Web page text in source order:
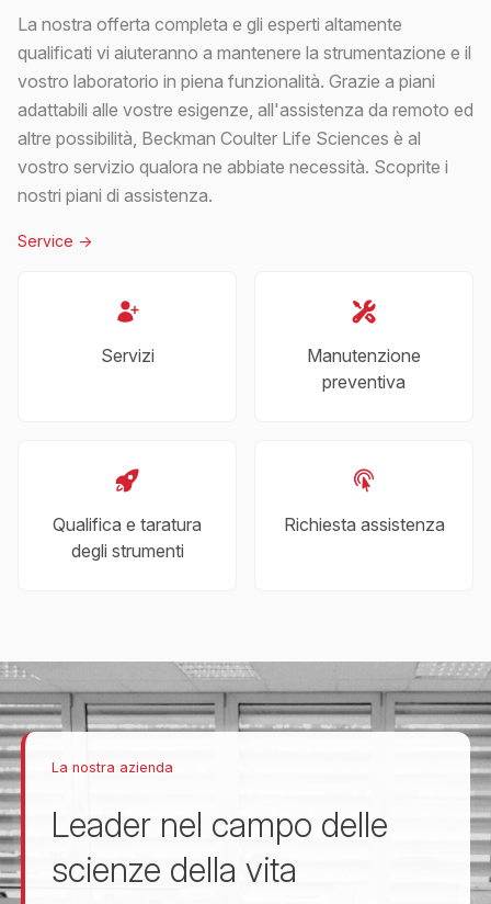
La nostra offerta completa e gli esperti altamente
qualificati vi aiuteranno a mantenere la strumentazione e il
vostro laboratorio in piena funzionalità. Grazie a piani
adattabili alle vostre esigenze, all'assistenza da remoto ed
altre possibilità, Beckman Coulter Life Sciences è al
vostro servizio qualora ne abbiate necessità. Scoprite i
nostri piani di assistenza.
Service ->
Servizi
Manutenzione
preventiva
Qualifica e taratura
degli strumenti
Richiesta assistenza
La nostra azienda
Leader nel campo delle
scienze della vita